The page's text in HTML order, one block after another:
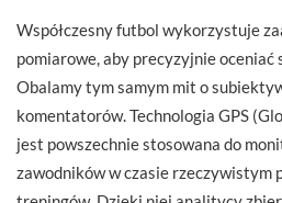
Współczesny futbol wykorzystuje
pomiarowe, aby precyzyjnie oceniać
Obalamy tym samym mit o
komentatorów. Technologia GPS
jest powszechnie stosowana do
zawodników w czasie rzeczywistym